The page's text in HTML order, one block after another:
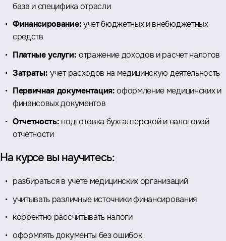
база и специфика отрасли
Финансирование:учет бюджетных и внебюджетных
средств
Платные услуги: отражение доходов и расчет налогов
Затраты:учет расходов на медицинскую деятельность
Первичная документация:оформление медицинских и
финансовых документов
Отчетность: подготовка бухгалтерской и налоговой
отчетности
На курсе вы научитесь:
разбираться в учете медицинских организаций
учитывать различные источники финансирования
корректно рассчитывать налоги
оформлять документы без ошибок